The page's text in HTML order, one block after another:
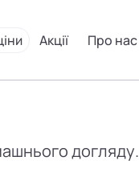
Акції Про нас
догляду.